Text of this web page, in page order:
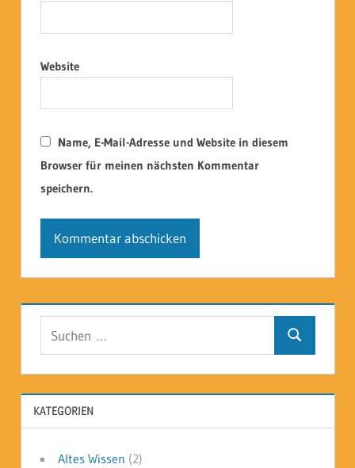
Website
Name, E-Mail-Adresse und Website in diesem
Browser für meinen nächsten Kommentar
speichern.
Suchen
KATEGORIEN
Altes Wissen (2)